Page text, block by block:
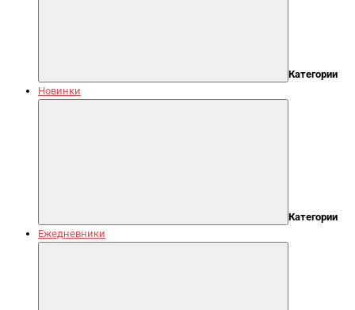
Категории
Новинки
Категории
Ежедневники